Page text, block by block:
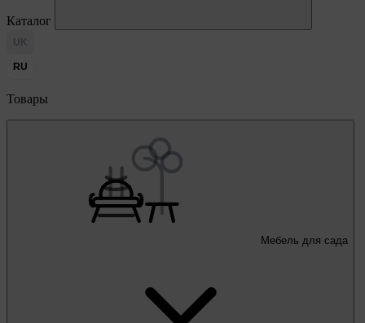
Каталог
UK
RU
Товары
Мебель для сада